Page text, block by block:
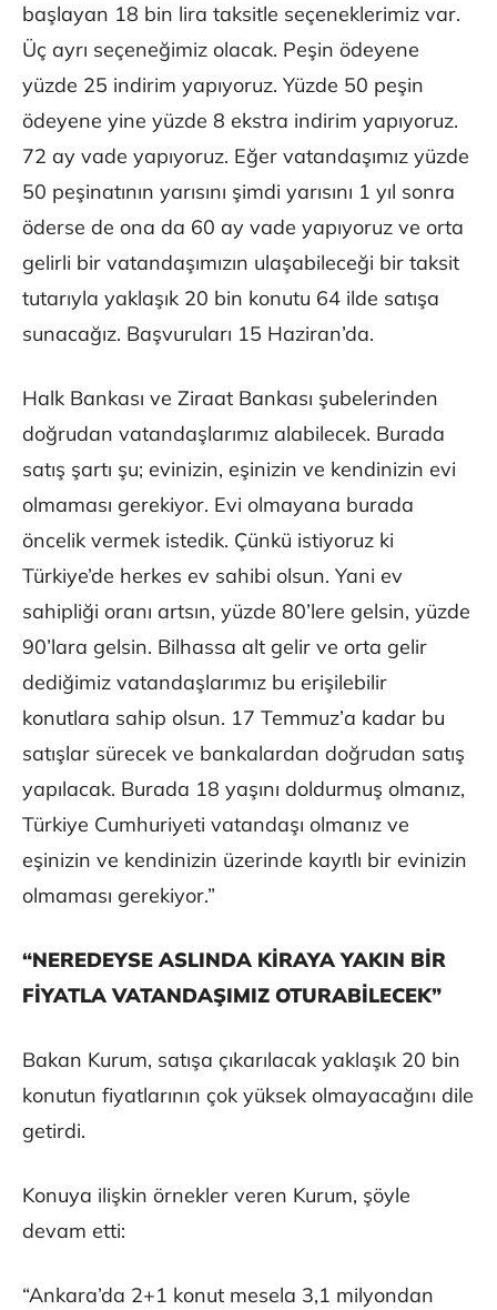
başlayan 18 bin lira taksitle seçeneklerimiz var.
Üç ayrı seçeneğimiz olacak. Peşin ödeyene
yüzde 25 indirim yapıyoruz. Yüzde 50 peşin
ödeyene yine yüzde 8 ekstra indirim yapıyoruz.
72 ay vade yapıyoruz. Eğer vatandaşımız yüzde
50 peşinatının yarısını şimdi yarısını 1 yıl sonra
öderse de ona da 60 ay vade yapıyoruz ve orta
gelirli bir vatandaşımızın ulaşabileceği bir taksit
tutarıyla yaklaşık 20 bin konutu 64 ilde satışa
sunacağız. Başvuruları 15 Haziran’da.
Halk Bankası ve Ziraat Bankası şubelerinden
doğrudan vatandaşlarımız alabilecek. Burada
satış şartı şu; evinizin, eşinizin ve kendinizin evi
olmaması gerekiyor. Evi olmayana burada
öncelik vermek istedik. Çünkü istiyoruz ki
Türkiye’de herkes ev sahibi olsun. Yani ev
sahipliği oranı artsın, yüzde 80’lere gelsin, yüzde
90’lara gelsin. Bilhassa alt gelir ve orta gelir
dediğimiz vatandaşlarımız bu erişilebilir
konutlara sahip olsun. 17 Temmuz’a kadar bu
satışlar sürecek ve bankalardan doğrudan satış
yapılacak. Burada 18 yaşını doldurmuş olmanız,
Türkiye Cumhuriyeti vatandaşı olmanız ve
eşinizin ve kendinizin üzerinde kayıtlı bir evinizin
olmaması gerekiyor.”
“NEREDEYSE ASLINDA KİRAYA YAKIN BİR
FİYATLA VATANDAŞIMIZ OTURABİLECEK”
Bakan Kurum, satışa çıkarılacak yaklaşık 20 bin
konutun fiyatlarının çok yüksek olmayacağını dile
getirdi.
Konuya ilişkin örnekler veren Kurum, şöyle
devam etti:
“Ankara’da 2+1 konut mesela 3,1 milyondan